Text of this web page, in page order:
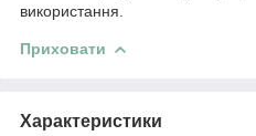
використання.
Приховати
Характеристики